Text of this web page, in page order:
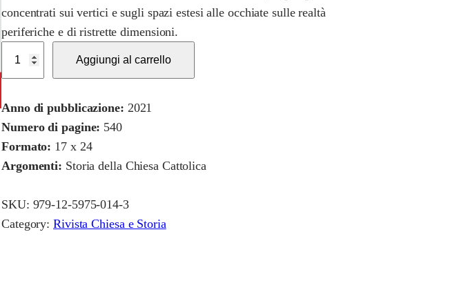
concentrati sui vertici e sugli spazi estesi alle occhiate sulle realtà
periferiche e di ristrette dimensioni.
h
e
s
a
e
t
o
Aggiungi al carrello
Anno di pubblicazione: 2021
Numero di pagine: 540
Formato: 17 x 24
Argomenti: Storia della Chiesa Cattolica
SKU: 979-12-5975-014-3
Category:Rivista Chiesa e Storia